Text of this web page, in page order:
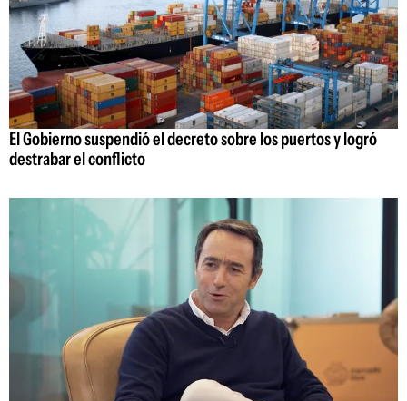
El Gobierno suspendió el decreto sobre los puertos y logró
destrabar el conflicto